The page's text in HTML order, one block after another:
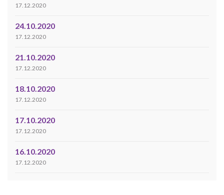
17.12.2020
24.10.2020
17.12.2020
21.10.2020
17.12.2020
18.10.2020
17.12.2020
17.10.2020
17.12.2020
16.10.2020
17.12.2020